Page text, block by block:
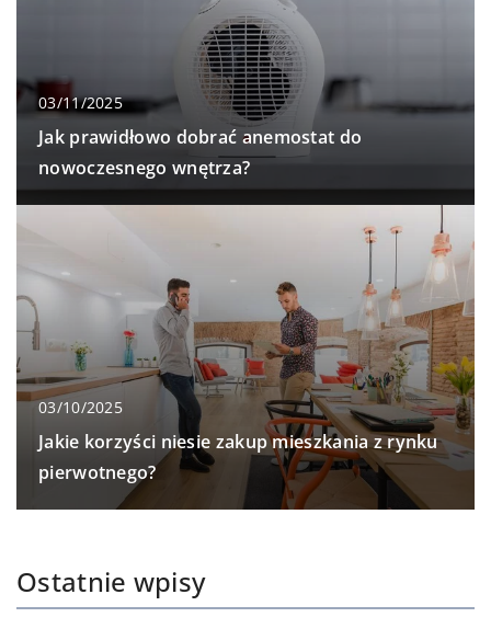
03/11/2025
Jak prawidłowo dobrać anemostat do
nowoczesnego wnętrza?
03/10/2025
Jakie korzyści niesie zakup mieszkania z rynku
pierwotnego?
Ostatnie wpisy